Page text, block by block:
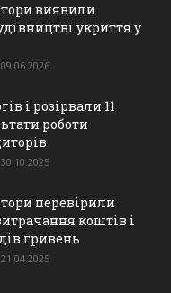
виявили
укриття у
09.06.2026
і розірвали 11
роботи
30.10.2025
перевірили
коштів і
гривень
21.04.2025